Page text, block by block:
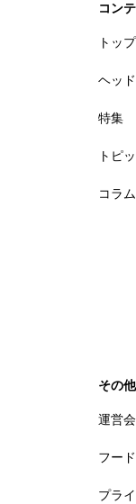
コン
トップ
ヘッ
特集
トピ
コラム
その他
運営
フー
プラ